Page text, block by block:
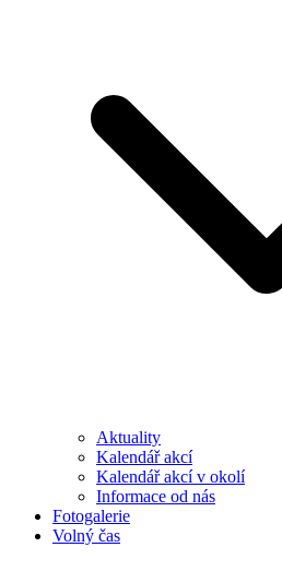
Aktuality
Kalendář akcí
Kalendář akcí v okolí
Informace od nás
Fotogalerie
Volný čas